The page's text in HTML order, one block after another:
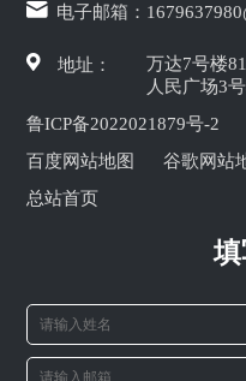
电子邮箱：
地址：
万达7号楼
人民广场3
鲁ICP备2022021879号-2
百度网站地图
谷歌网站
总站首页